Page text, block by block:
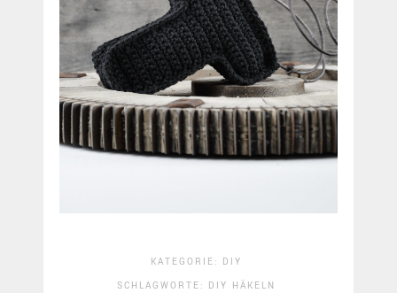
KATEGORIE: DIY
SCHLAGWORTE: DIY HÄKELN